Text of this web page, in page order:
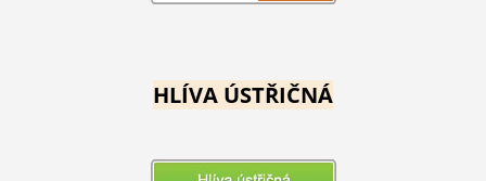
HLÍVA ÚSTŘIČNÁ